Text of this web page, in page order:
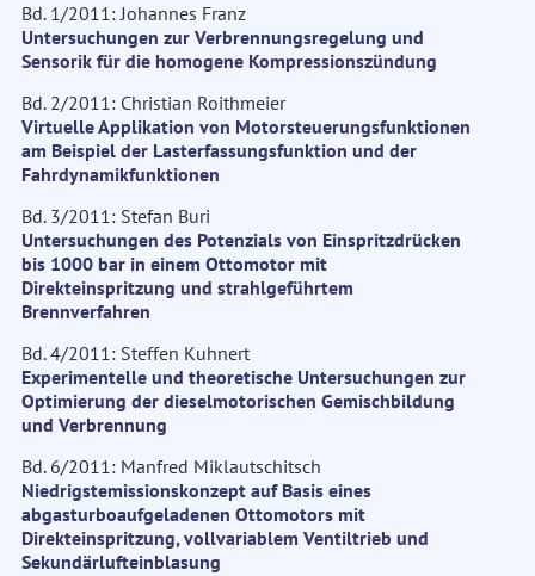
Bd. 1/2011: Johannes Franz
Untersuchungen zur Verbrennungsregelung und
Sensorik für die homogene Kompressionszündung
Bd. 2/2011: Christian Roithmeier
Virtuelle Applikation von Motorsteuerungsfunktionen
am Beispiel der Lasterfassungsfunktion und der
Fahrdynamikfunktionen
Bd. 3/2011: Stefan Buri
Untersuchungen des Potenzials von Einspritzdrücken
bis 1000 bar in einem Ottomotor mit
Direkteinspritzung und strahlgeführtem
Brennverfahren
Bd. 4/2011: Steffen Kuhnert
Experimentelle und theoretische Untersuchungen zur
Optimierung der dieselmotorischen Gemischbildung
und Verbrennung
Bd. 6/2011: Manfred Miklautschitsch
Niedrigstemissionskonzept auf Basis eines
abgasturboaufgeladenen Ottomotors mit
Direkteinspritzung, vollvariablem Ventiltrieb und
Sekundärlufteinblasung